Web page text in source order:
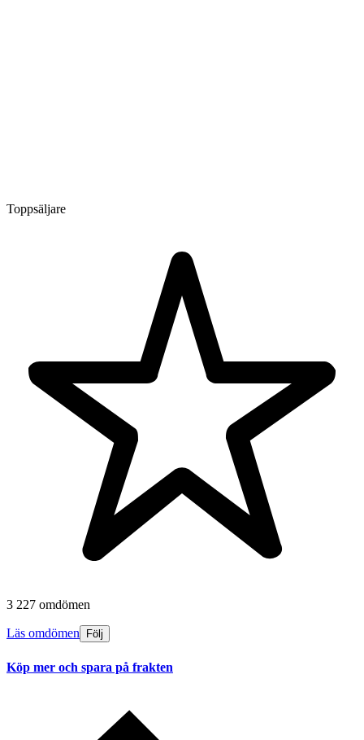
Toppsäljare
3 227 omdömen
Läs omdömen Följ
Köp mer och spara på frakten